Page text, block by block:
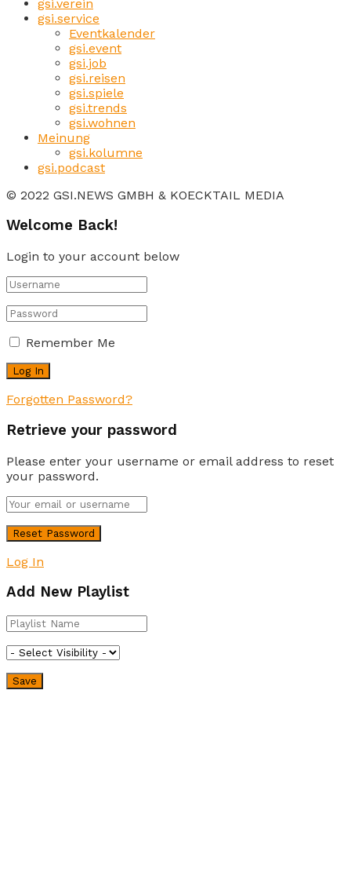
gsi.verein
gsi.service
Eventkalender
gsi.event
gsi.job
gsi.reisen
gsi.spiele
gsi.trends
gsi.wohnen
Meinung
gsi.kolumne
gsi.podcast
© 2022 GSI.NEWS GMBH & KOECKTAIL MEDIA
Welcome Back!
Login to your account below
Remember Me
Forgotten Password?
Retrieve your password
Please enter your username or email address to reset
your password.
Log In
Add New Playlist